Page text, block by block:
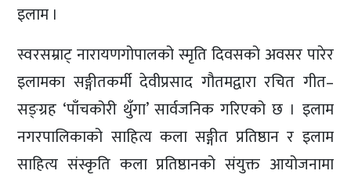
इलाम ।
स्वरसम्राट् नारायणगोपालको स्मृति दिवसको अवसर पारेर
इलामका सङ्गीतकर्मी देवीप्रसाद गौतमद्वारा रचित गीत–
सङ्ग्रह ‘पाँचकोरी थुँगा’ सार्वजनिक गरिएको छ । इलाम
नगरपालिकाको साहित्य कला सङ्गीत प्रतिष्ठान र इलाम
साहित्य संस्कृति कला प्रतिष्ठानको संयुक्त आयोजनामा